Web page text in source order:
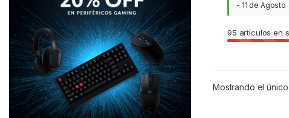
- 11 de Agosto
95 artículos en
Mostrando el